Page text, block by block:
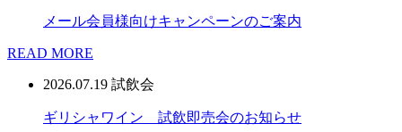
メール会員様向けキャンペーンのご案内
READ MORE
2026.07.19 試飲会
ギリシャワイン 試飲即売会のお知らせ